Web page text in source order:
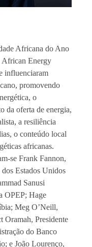
Africana do Ano
African Energy
influenciaram
promovendo
o
da oferta de energia,
a resiliência
o conteúdo local
africanas.
se Frank Fannon,
Estados Unidos
Sanusi
OPEP; Hage
Meg O’Neill,
Oramah, Presidente
do Banco
e João Lourenço,